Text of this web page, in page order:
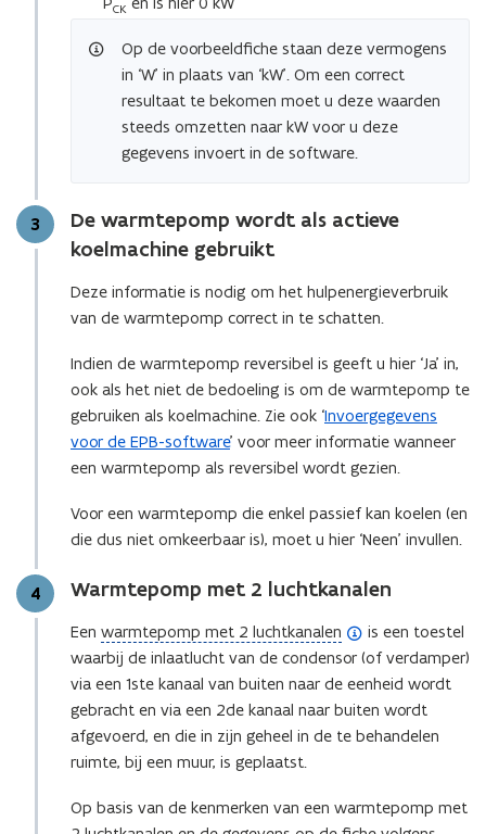
CK
Op de voorbeeldfiche staan deze vermogens
in ‘W’ in plaats van ‘kW’. Om een correct
resultaat te bekomen moet u deze waarden
steeds omzetten naar kW voor u deze
gegevens invoert in de software.
Stap
3
De warmtepomp wordt als actieve
koelmachine gebruikt
Deze informatie is nodig om het hulpenergieverbruik
van de warmtepomp correct in te schatten.
Indien de warmtepomp reversibel is geeft u hier ‘Ja’ in,
ook als het niet de bedoeling is om de warmtepomp te
gebruiken als koelmachine. Zie ook ‘Invoergegevens
voor de EPB-software’ voor meer informatie wanneer
een warmtepomp als reversibel wordt gezien.
Voor een warmtepomp die enkel passief kan koelen (en
die dus niet omkeerbaar is), moet u hier ‘Neen’ invullen.
Stap
4 Warmtepomp met 2 luchtkanalen
Een warmtepomp met 2 luchtkanalen
(
o
p
e
n
d
f
is een toestel
waarbij de inlaatlucht van de condensor (of verdamper)
via een 1ste kanaal van buiten naar de eenheid wordt
gebracht en via een 2de kanaal naar buiten wordt
afgevoerd, en die in zijn geheel in de te behandelen
ruimte, bij een muur, is geplaatst.
Op basis van de kenmerken van een warmtepomp met